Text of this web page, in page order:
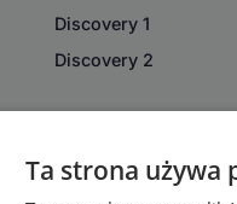
Discovery 1
Discovery 2
Ta strona używa